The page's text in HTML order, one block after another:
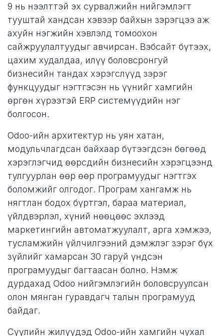
9 нь нээлттэй эх сурвалжийн нийгэмлэгт
тууштай хандсан хэвээр байхын зэрэгцээ аж
ахуйн нэгжийн хэвлэлд томоохон
сайжруулалтуудыг авчирсан. Вэбсайт бүтээх,
цахим худалдаа, илүү боловсронгуй
бизнесийн тандах хэрэгслүүд зэрэг
функцуудыг нэгтгэсэн нь үүнийг хамгийн
өргөн хүрээтэй ERP системүүдийн нэг
болгосон.
Odoo-ийн архитектур нь уян хатан,
модульчлагдсан байхаар бүтээгдсэн бөгөөд
хэрэглэгчид өөрсдийн бизнесийн хэрэгцээнд
тулгуурлан өөр өөр програмуудыг нэгтгэх
боломжийг олгодог. Програм хангамж нь
нягтлан бодох бүртгэл, бараа материал,
үйлдвэрлэл, хүний ​​нөөцөөс эхлээд
маркетингийн автоматжуулалт, арга хэмжээ,
тусламжийн үйлчилгээний дэмжлэг зэрэг бүх
зүйлийг хамарсан 30 гаруй үндсэн
програмуудыг багтаасан болно. Нэмж
дурдахад Odoo нийгэмлэгийн боловсруулсан
олон мянган гуравдагч талын програмууд
байдаг.
Сүүлийн жилүүдэд Odoo-ийн хамгийн чухал